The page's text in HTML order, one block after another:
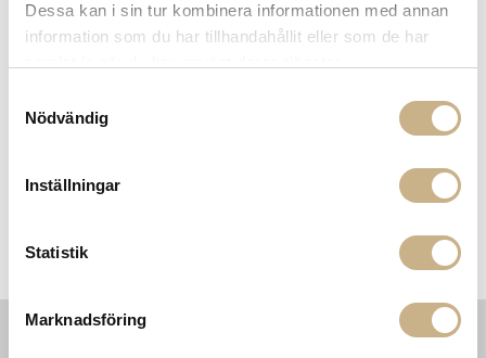
Dessa kan i sin tur kombinera informationen med annan
information som du har tillhandahållit eller som de har
Nödvändig
Inställningar
Statistik
Marknadsföring